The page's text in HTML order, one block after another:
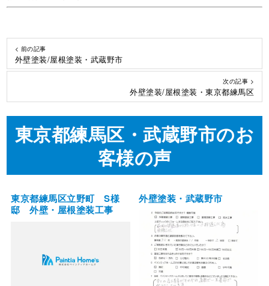
< 前の記事
外壁塗装/屋根塗装・武蔵野市
次の記事 >
外壁塗装/屋根塗装・東京都練馬区
東京都練馬区・武蔵野市のお
客様の声
東京都練馬区立野町 S様
邸 外壁・屋根塗装工事
外壁塗装・武蔵野市